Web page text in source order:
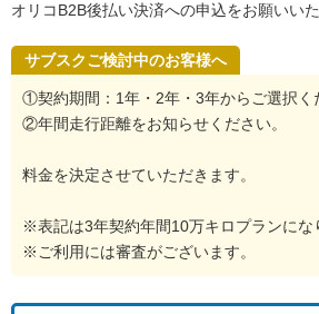
オリコB2B後払い決済への申込をお願いい
サブスクご検討中のお客様へ
①契約期間：1年・2年・3年からご選択く
②年間走行距離をお知らせください。
料金を決定させていただきます。
※表記は3年契約年間10万キロプランにな
※ご利用には審査がございます。